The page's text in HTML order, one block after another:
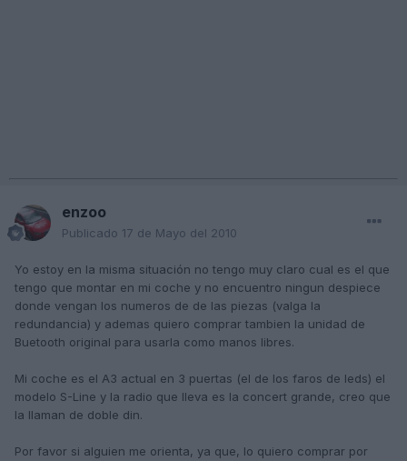
enzoo
Publicado 17 de Mayo del 2010
Yo estoy en la misma situación no tengo muy claro cual es el que
tengo que montar en mi coche y no encuentro ningun despiece
donde vengan los numeros de de las piezas (valga la
redundancia) y ademas quiero comprar tambien la unidad de
Buetooth original para usarla como manos libres.
Mi coche es el A3 actual en 3 puertas (el de los faros de leds) el
modelo S-Line y la radio que lleva es la concert grande, creo que
la llaman de doble din.
Por favor si alguien me orienta, ya que, lo quiero comprar por